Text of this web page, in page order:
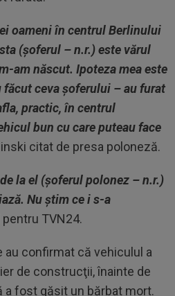
oameni în centrul Berlinului
(şoferul – n.r.) este vărul
am născut. Ipoteza mea este
ceva şoferului – au furat
practic, în centrul
bun cu care puteau face
citat de presa poloneză.
la el (şoferul polonez – n.r.)
Nu ştim ce i s-a
pentru TVN24.
au confirmat că vehiculul a
de construcţii, înainte de
a fost găsit un bărbat mort.